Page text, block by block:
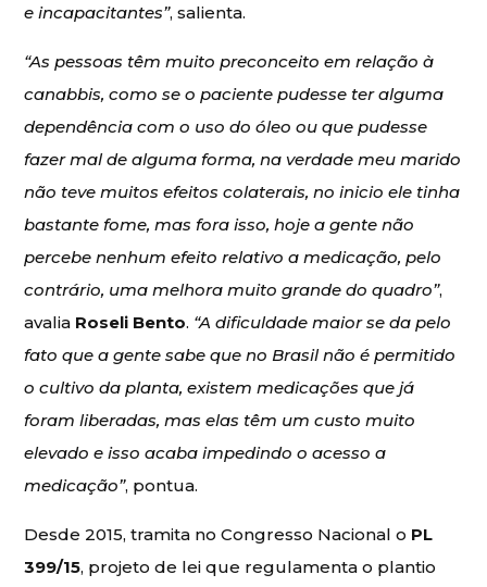
e incapacitantes”, salienta.
“As pessoas têm muito preconceito em relação à
canabbis, como se o paciente pudesse ter alguma
dependência com o uso do óleo ou que pudesse
fazer mal de alguma forma, na verdade meu marido
não teve muitos efeitos colaterais, no inicio ele tinha
bastante fome, mas fora isso, hoje a gente não
percebe nenhum efeito relativo a medicação, pelo
contrário, uma melhora muito grande do quadro”,
avalia Roseli Bento. “A dificuldade maior se da pelo
fato que a gente sabe que no Brasil não é permitido
o cultivo da planta, existem medicações que já
foram liberadas, mas elas têm um custo muito
elevado e isso acaba impedindo o acesso a
medicação”, pontua.
Desde 2015, tramita no Congresso Nacional o PL
399/15, projeto de lei que regulamenta o plantio